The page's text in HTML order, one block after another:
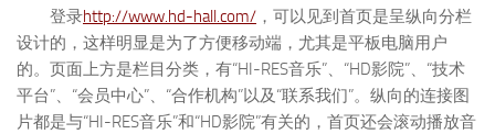
登录http://www.hd-hall.com/ ，可以见到首页是呈纵向分栏
设计的，这样明显是为了方便移动端，尤其是平板电脑用户
的。页面上方是栏目分类，有“HI-RES音乐”、“HD影院”、“技术
平台”、“会员中心”、“合作机构”以及“联系我们”。纵向的连接图
片都是与“HI-RES音乐”和“HD影院”有关的，首页还会滚动播放音